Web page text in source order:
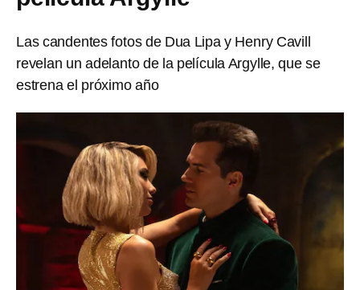
Las candentes fotos de Dua Lipa y Henry Cavill
revelan un adelanto de la película Argylle, que se
estrena el próximo año